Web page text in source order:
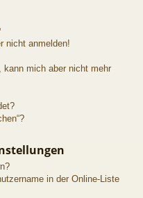
nicht anmelden!
kann mich aber nicht mehr
in der Online-Liste